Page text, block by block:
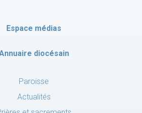
Espace médias
diocésain
Paroisse
Actualités